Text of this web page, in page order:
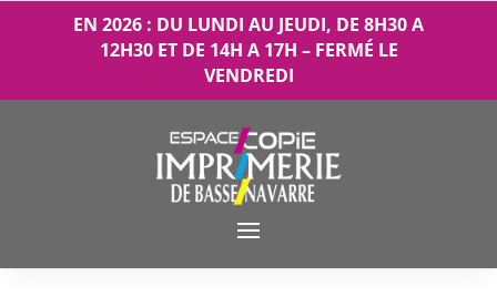
EN 2026 : DU LUNDI AU JEUDI, DE 8H30 A
12H30 ET DE 14H A 17H – FERMÉ LE
VENDREDI